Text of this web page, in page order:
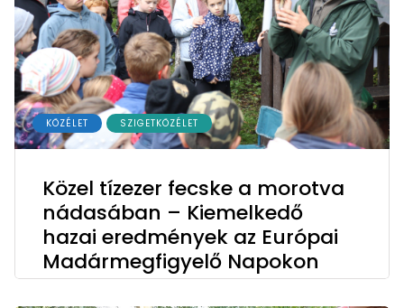
KÖZÉLET SZIGETKÖZÉLET
Közel tízezer fecske a morotva
nádasában – Kiemelkedő
hazai eredmények az Európai
Madármegfigyelő Napokon